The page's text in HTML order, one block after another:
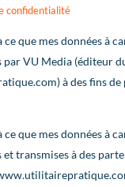
confidentialité
ce que mes données à
par VU Media (éditeur
à des fins de
ce que mes données à
transmises à des